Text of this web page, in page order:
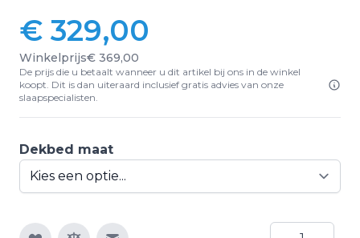
Vanaf:
€ 329,00
Winkelprijs€ 369,00
De prijs die u betaalt wanneer u dit artikel bij ons in de winkel
koopt. Dit is dan uiteraard inclusief gratis advies van onze
slaapspecialisten.
Dekbed maat
Aantal